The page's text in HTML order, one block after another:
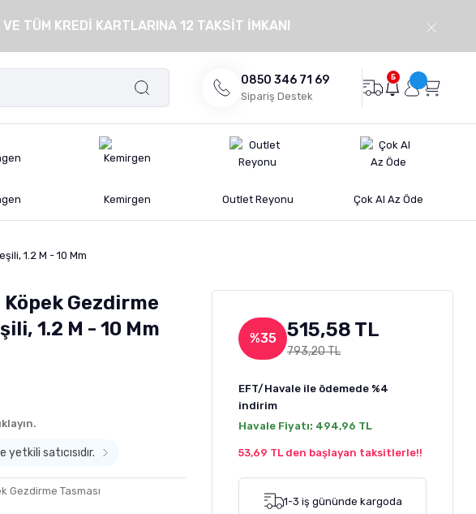
TÜM KREDİ KARTLARINA 12 TAKSİT İMKANI
0850 346 71 69
Sipariş Destek
5
Kemirgen Outlet Reyonu Çok Al Az Öde
1.2 M - 10 Mm
Gezdirme
1.2 M - 10 Mm
yetkili satıcısıdır.
Gezdirme Tasması
%35 515,58 TL
793,20 TL
EFT/Havale ile ödemede %4
indirim
Havale Fiyatı: 494,96 TL
53,69 TL den başlayan taksitlerle!!
1-3 iş gününde kargoda